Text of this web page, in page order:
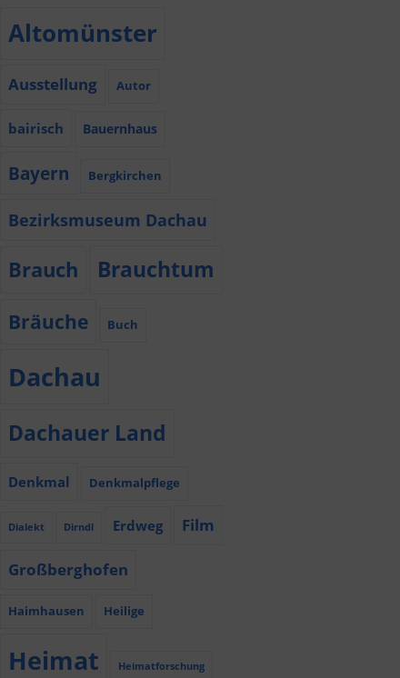
Altomünster
Ausstellung Autor
bairisch Bauernhaus
Bayern Bergkirchen
Bezirksmuseum Dachau
Brauch Brauchtum
Bräuche Buch
Dachau
Dachauer Land
Denkmal Denkmalpflege
Dialekt Dirndl Erdweg Film
Großberghofen
Haimhausen Heilige
Heimat Heimatforschung